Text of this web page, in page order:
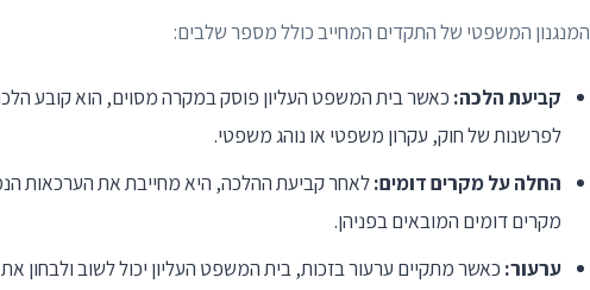
המנגנון המשפטי של התקדים המחייב כולל מספר שלבים:
קביעת הלכה: כאשר בית המשפט העליון פוסק במקרה מסוים, הוא קובע
לפרשנות של חוק, עקרון משפטי או נוהג משפטי.
החלה על מקרים דומים:לאחר קביעת ההלכה, היא מחייבת את הערכאות
מקרים דומים המובאים בפניהן.
ערעור: כאשר מתקיים ערעור בזכות, בית המשפט העליון יכול לשוב